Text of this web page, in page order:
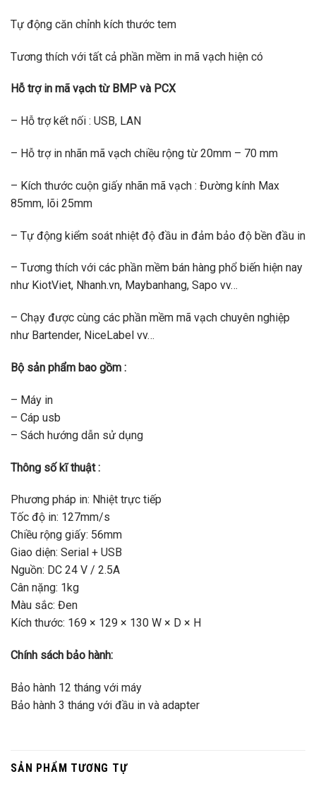
Tự động căn chỉnh kích thước tem
Tương thích với tất cả phần mềm in mã vạch hiện có
Hỗ trợ in mã vạch từ BMP và PCX
– Hỗ trợ kết nối : USB, LAN
– Hỗ trợ in nhãn mã vạch chiều rộng từ 20mm – 70 mm
– Kích thước cuộn giấy nhãn mã vạch : Đường kính Max
85mm, lõi 25mm
– Tự động kiểm soát nhiệt độ đầu in đảm bảo độ bền đầu in
– Tương thích với các phần mềm bán hàng phổ biến hiện nay
như KiotViet, Nhanh.vn, Maybanhang, Sapo vv…
– Chạy được cùng các phần mềm mã vạch chuyên nghiệp
như Bartender, NiceLabel vv…
Bộ sản phẩm bao gồm :
– Máy in
– Cáp usb
– Sách hướng dẫn sử dụng
Thông số kĩ thuật :
Phương pháp in: Nhiệt trực tiếp
Tốc độ in: 127mm/s
Chiều rộng giấy: 56mm
Giao diện: Serial + USB
Nguồn: DC 24 V / 2.5A
Cân nặng: 1kg
Màu sắc: Đen
Kích thước: 169 × 129 × 130 W × D × H
Chính sách bảo hành:
Bảo hành 12 tháng với máy
Bảo hành 3 tháng với đầu in và adapter
SẢN PHẨM TƯƠNG TỰ